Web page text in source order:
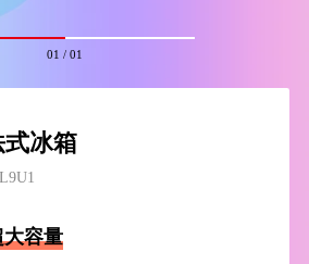
01 /01
式冰箱
大容量